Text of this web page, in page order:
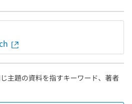
主題の資料を指すキーワード、著者